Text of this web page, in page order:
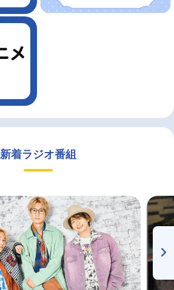
新着ラジオ番組